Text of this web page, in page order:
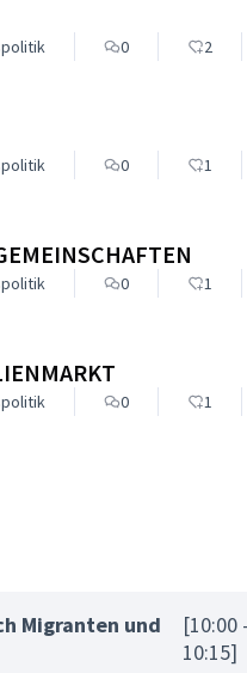
0
2
0
1
0
1
0
1
Migranten und
[10:00 -
10:15]